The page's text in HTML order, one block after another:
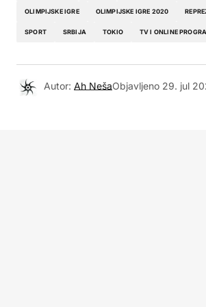
OLIMPIJSKE IGRE OLIMPIJSKE IGRE 2020
SPORT SRBIJA TOKIO TV I ONLINE
Autor: Ah NešaObjavljeno 29. jul